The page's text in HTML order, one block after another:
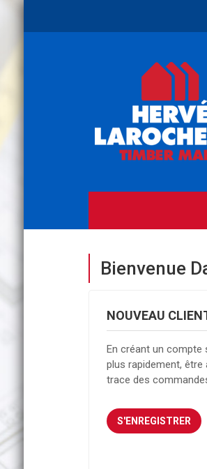
Bienvenue
NOUVEAU
En créant un compte
plus rapidement,
trace des